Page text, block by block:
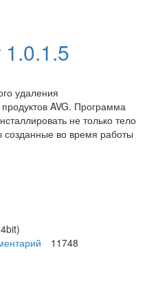
1.0.1.5
удаления
AVG. Программа
не только тело
во время работы
11748